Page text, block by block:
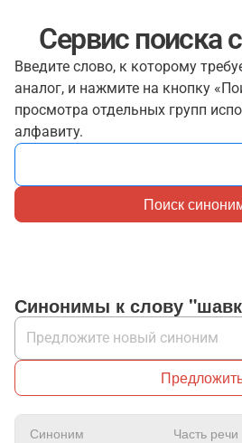
Сервис поиска
Введите слово, к которому
аналог, и нажмите на кнопку
просмотра отдельных групп
алфавиту.
Поиск
Синонимы к слову
Синоним Часть речи